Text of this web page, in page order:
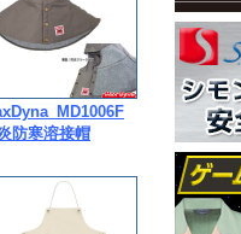
防寒溶接帽